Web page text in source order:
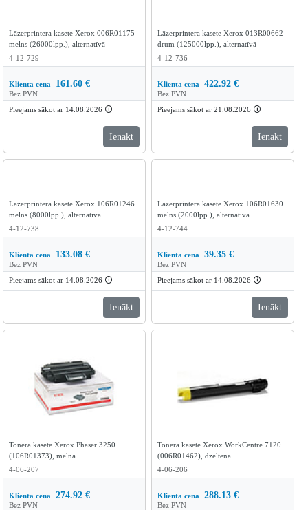
Lāzerprintera kasete Xerox 006R01175
melns (26000lpp.), alternatīvā
4-12-729
Klienta cena 161.60 €
Bez PVN
Pieejams sākot ar 14.08.2026 🛈
Ienākt
Lāzerprintera kasete Xerox 013R00662
drum (125000lpp.), alternatīvā
4-12-736
Klienta cena 422.92 €
Bez PVN
Pieejams sākot ar 21.08.2026 🛈
Ienākt
Lāzerprintera kasete Xerox 106R01246
melns (8000lpp.), alternatīvā
4-12-738
Klienta cena 133.08 €
Bez PVN
Pieejams sākot ar 14.08.2026 🛈
Ienākt
Lāzerprintera kasete Xerox 106R01630
melns (2000lpp.), alternatīvā
4-12-744
Klienta cena 39.35 €
Bez PVN
Pieejams sākot ar 14.08.2026 🛈
Ienākt
Tonera kasete Xerox Phaser 3250
(106R01373), melna
4-06-207
Klienta cena 274.92 €
Bez PVN
Tonera kasete Xerox WorkCentre 7120
(006R01462), dzeltena
4-06-206
Klienta cena 288.13 €
Bez PVN